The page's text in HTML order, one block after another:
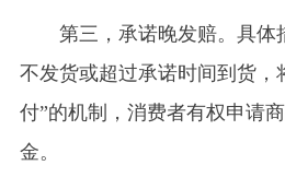
第三，承诺晚发赔。具体
不发货或超过承诺时间到货，
付”的机制，消费者有权申请
金。